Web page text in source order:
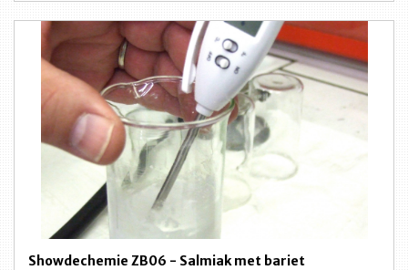
Showdechemie ZB06 - Salmiak met bariet